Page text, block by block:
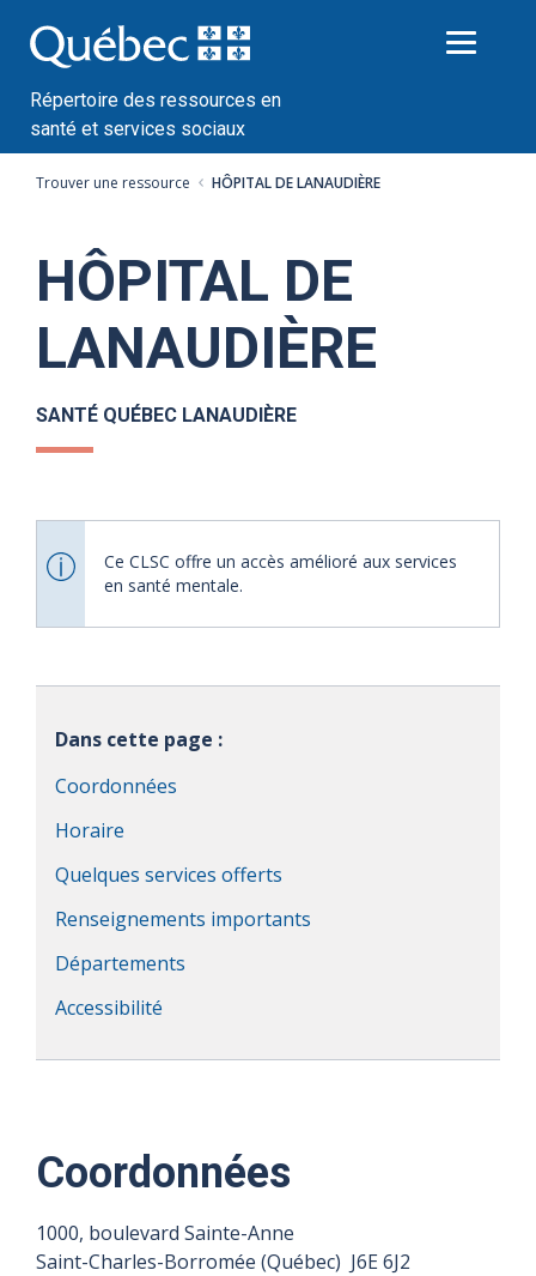
au
contenu
Répertoire des ressources en
santé et services sociaux
Trouver une ressource HÔPITAL DE LANAUDIÈRE
HÔPITAL DE
LANAUDIÈRE
SANTÉ QUÉBEC LANAUDIÈRE
Ce CLSC offre un accès amélioré aux services
en santé mentale.
Dans cette page :
Coordonnées
Horaire
Quelques services offerts
Renseignements importants
Départements
Accessibilité
Coordonnées
1000, boulevard Sainte-Anne
Saint-Charles-Borromée (Québec) J6E 6J2